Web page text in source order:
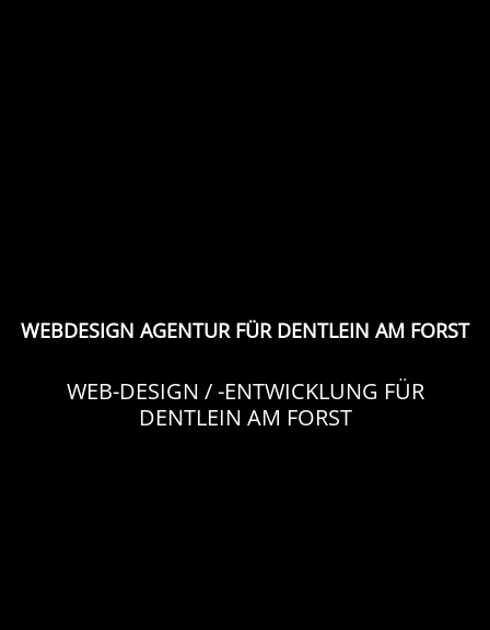
WEBDESIGN AGENTUR FÜR DENTLEIN AM FORST
WEB-DESIGN / -ENTWICKLUNG FÜR
DENTLEIN AM FORST